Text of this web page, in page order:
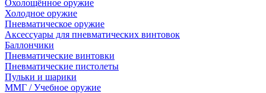
Охолощённое оружие
Холодное оружие
Пневматическое оружие
Аксессуары для пневматических винтовок
Баллончики
Пневматические винтовки
Пневматические пистолеты
Пульки и шарики
ММГ / Учебное оружие